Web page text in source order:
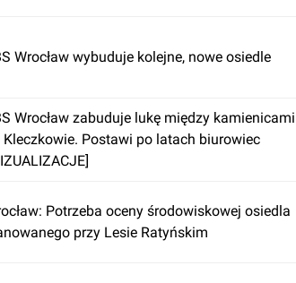
Wrocław wybuduje kolejne, nowe osiedle
Wrocław zabuduje lukę między kamienicami
Kleczkowie. Postawi po latach biurowiec
Potrzeba oceny środowiskowej osiedla
przy Lesie Ratyńskim